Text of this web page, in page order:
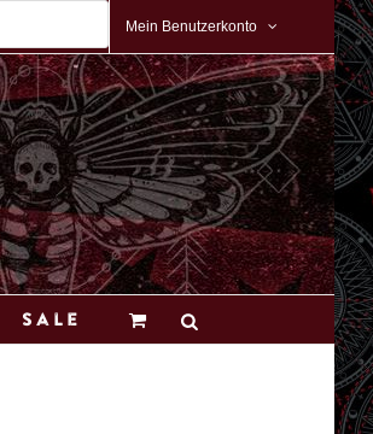
Mein Benutzerkonto
Sale